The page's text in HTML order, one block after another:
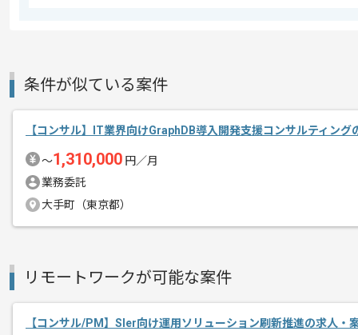
コンサルとしての実務経験を活かした
基本的には一部リモートでの作業を見込
条件が似ている案件
【コンサル】IT業界向けGraphDB導入開発支援コンサルティング
〜1,310,000 円／月
業務委託
大手町（東京都）
リモートワークが可能な案件
【コンサル/PM】SIer向け運用ソリューション刷新推進の求人・